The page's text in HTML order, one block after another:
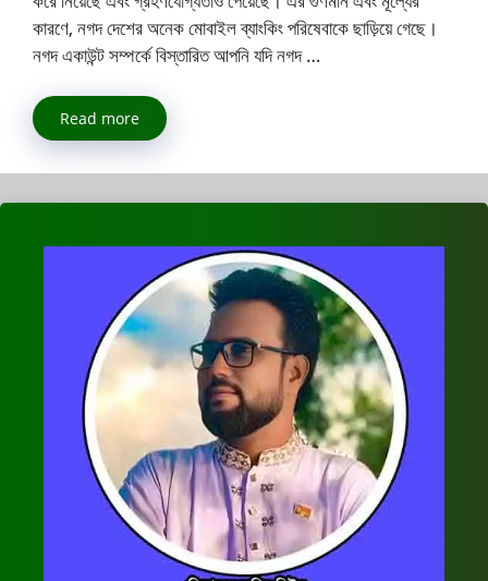
কারণে, নগদ দেশের অনেক মোবাইল ব্যাংকিং পরিষেবাকে ছাড়িয়ে গেছে।
নগদ একাউন্ট সম্পর্কে বিস্তারিত আপনি যদি নগদ …
Read more